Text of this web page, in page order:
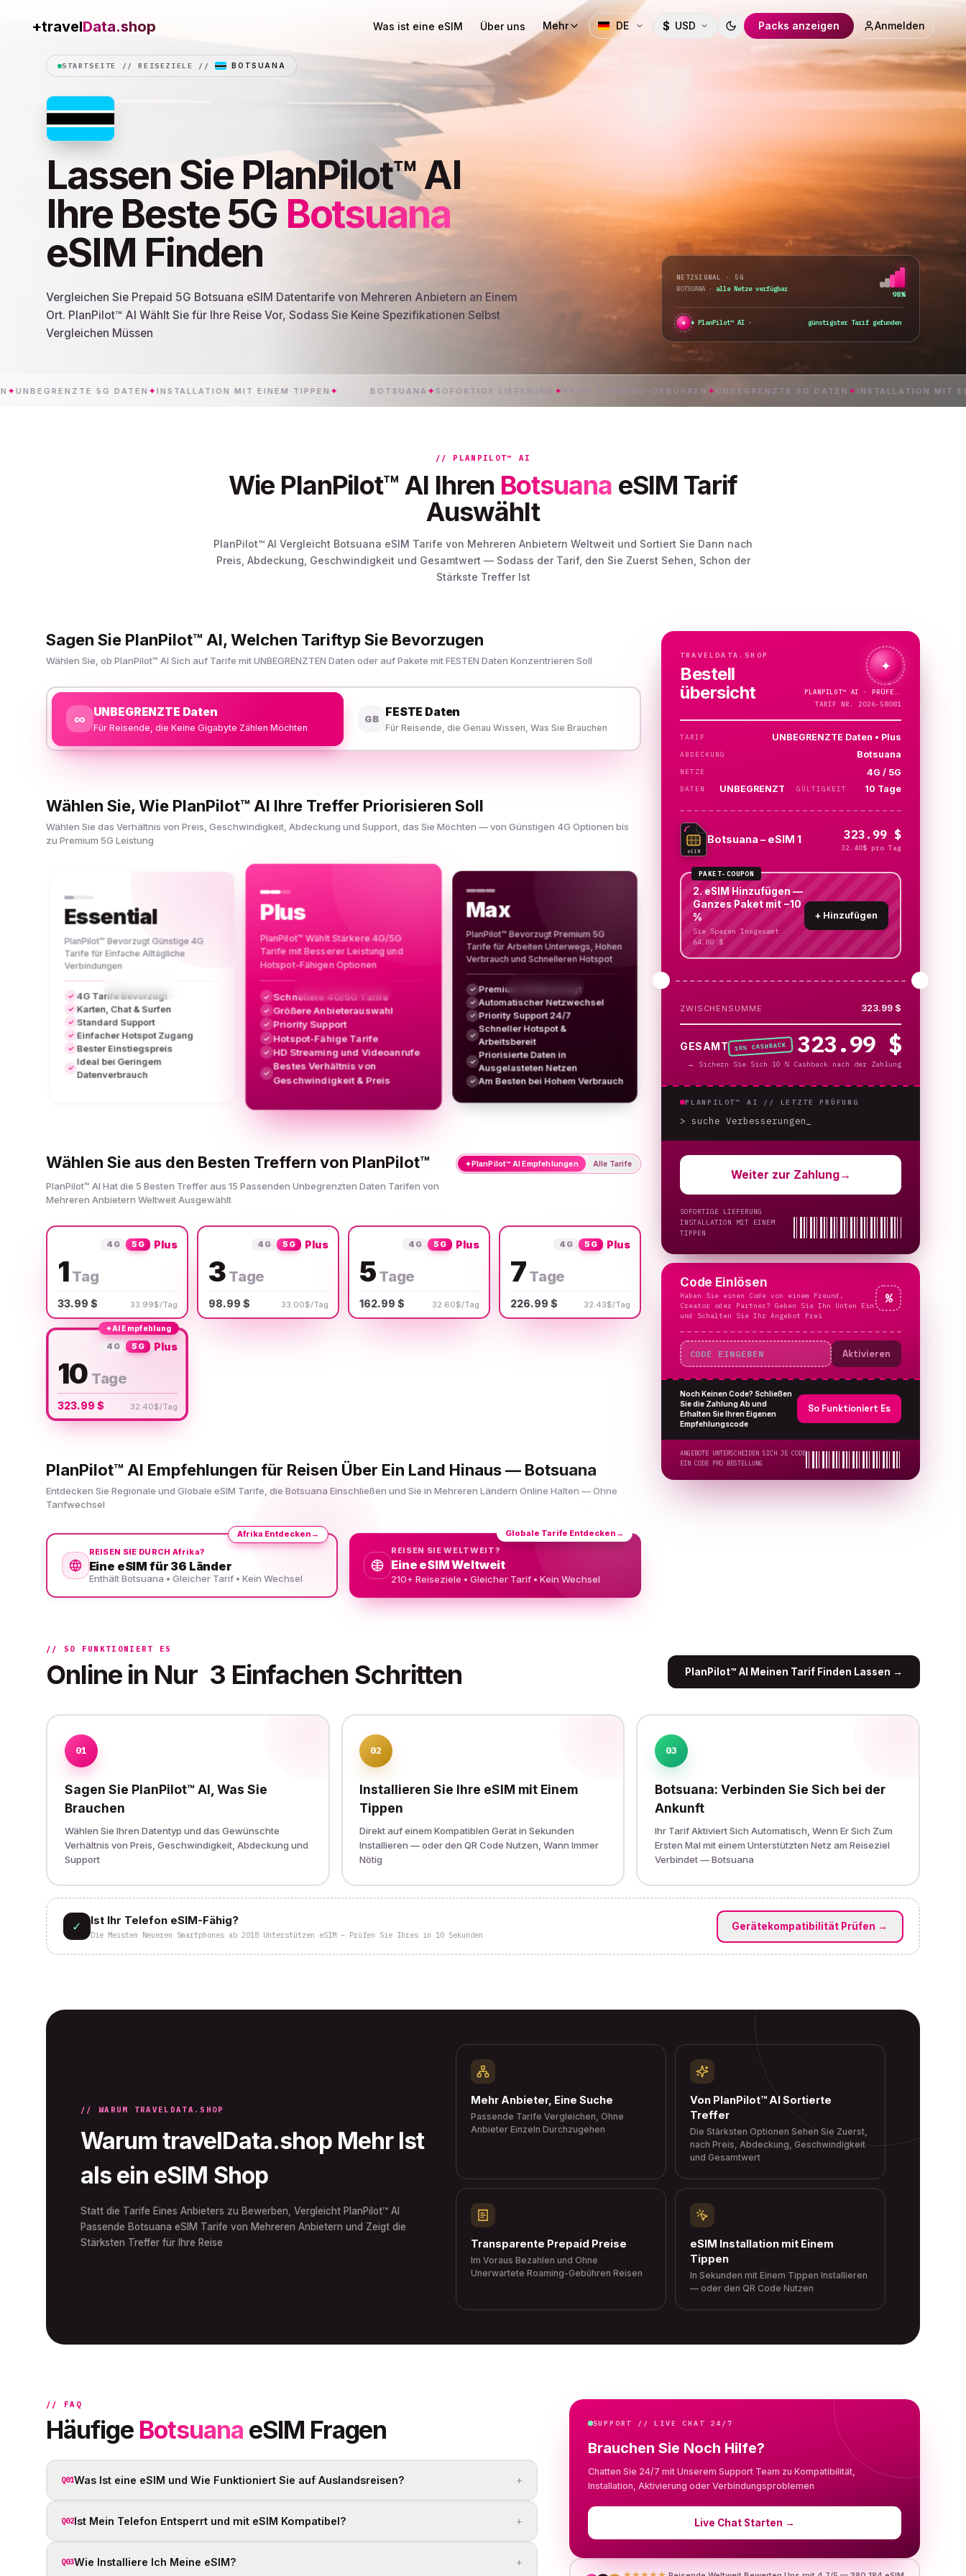
+travelConnection Was ist eine eSIM Über uns Mehr DE $ USD Toggle theme
Packs anzeigen Anmelden
STARTSEITE //REISEZIELE // BOTSUANA
Lassen Sie PlanPilot™ AI
Ihre Beste 5G Botsuana
eSIM Finden
Vergleichen Sie Prepaid 5G Botsuana eSIM Datentarife von Mehreren Anbietern an Einem
Ort. PlanPilot™ AI Wählt Sie für Ihre Reise Vor, Sodass Sie Keine Spezifikationen Selbst
Vergleichen Müssen
NETZSIGNAL · 5G
BOTSUANA · alle Netze verfügbar
98%
✦ PlanPilot™ AI · günstigster Tarif gefunden
5G DATEN✦ INSTALLATION MIT EINEM TIPPEN✦ BOTSUANA ✦ SOFORTIGE LIEFERUNG✦ KEINE ROAMING-GEBÜHREN✦ UNBEGRENZTE 5G DATEN✦ INSTALLATION MIT EINEM
// PLANPILOT™ AI
Wie PlanPilot™ AI Ihren Botsuana eSIM Tarif
Auswählt
PlanPilot™ AI Vergleicht Botsuana eSIM Tarife von Mehreren Anbietern Weltweit und Sortiert Sie Dann nach
Preis, Abdeckung, Geschwindigkeit und Gesamtwert — Sodass der Tarif, den Sie Zuerst Sehen, Schon der
Stärkste Treffer Ist
Sagen Sie PlanPilot™ AI, Welchen Tariftyp Sie Bevorzugen
Wählen Sie, ob PlanPilot™ AI Sich auf Tarife mit UNBEGRENZTEN Daten oder auf Pakete mit FESTEN Daten Konzentrieren Soll
∞ UNBEGRENZTE Daten
Für Reisende, die Keine Gigabyte Zählen Möchten
GB FESTE Daten
Für Reisende, die Genau Wissen, Was Sie Brauchen
Wählen Sie, Wie PlanPilot™ AI Ihre Treffer Priorisieren Soll
Wählen Sie das Verhältnis von Preis, Geschwindigkeit, Abdeckung und Support, das Sie Möchten — von Günstigen 4G Optionen bis
zu Premium 5G Leistung
Essential
PlanPilot™ Bevorzugt Günstige 4G
Tarife für Einfache Alltägliche
Verbindungen
✓ 4G Tarife Bevorzugt
✓ Karten, Chat & Surfen
✓ Standard Support
✓ Einfacher Hotspot Zugang
✓ Bester Einstiegspreis
✓
Ideal bei Geringem
Datenverbrauch
Plus
PlanPilot™ Wählt Stärkere 4G/5G
Tarife mit Besserer Leistung und
Hotspot-Fähigen Optionen
✓ Schnellere 4G/5G Tarife
✓ Größere Anbieterauswahl
✓ Priority Support
✓ Hotspot-Fähige Tarife
✓ HD Streaming und Videoanrufe
✓
Bestes Verhältnis von
Geschwindigkeit & Preis
Max
PlanPilot™ Bevorzugt Premium 5G
Tarife für Arbeiten Unterwegs, Hohen
Verbrauch und Schnelleren Hotspot
✓ Premium 5G Bevorzugt
✓ Automatischer Netzwechsel
✓ Priority Support 24/7
✓
Schneller Hotspot &
Arbeitsbereit
✓
Priorisierte Daten in
Ausgelasteten Netzen
✓ Am Besten bei Hohem Verbrauch
Wählen Sie aus den Besten Treffern von PlanPilot™
PlanPilot™ AI Hat die 5 Besten Treffer aus 15 Passenden Unbegrenzten Daten Tarifen von
Mehreren Anbietern Weltweit Ausgewählt
✦PlanPilot™ AI Empfehlungen Alle Tarife
4G 5G Plus
1 Tag
33.99 $ 33.99$/Tag
4G 5G Plus
3 Tage
98.99 $ 33.00$/Tag
4G 5G Plus
5 Tage
162.99 $ 32.60$/Tag
4G 5G Plus
7 Tage
226.99 $ 32.43$/Tag
✦AI Empfehlung
4G 5G Plus
10 Tage
323.99 $ 32.40$/Tag
PlanPilot™ AI Empfehlungen für Reisen Über Ein Land Hinaus — Botsuana
Entdecken Sie Regionale und Globale eSIM Tarife, die Botsuana Einschließen und Sie in Mehreren Ländern Online Halten — Ohne
Tarifwechsel
REISEN SIE DURCH Afrika?
Eine eSIM für 36 Länder
Enthält Botsuana • Gleicher Tarif • Kein Wechsel
Afrika Entdecken →
REISEN SIE WELTWEIT?
Eine eSIM Weltweit
210+ Reiseziele • Gleicher Tarif • Kein Wechsel
Globale Tarife Entdecken →
TRAVELDATA.SHOP
Bestell
übersicht
✦
PLANPILOT™ AI ·
TARIF NR. 2026-58081
TARIF UNBEGRENZTE Daten • Plus
ABDECKUNG Botsuana
NETZE 4G / 5G
DATEN UNBEGRENZT GÜLTIGKEIT 10 Tage
eSIM
Botsuana – eSIM 1 323.99 $
32.40$ pro Tag
PAKET-COUPON
2. eSIM Hinzufügen —
Ganzes Paket mit −10
%
Sie Sparen Insgesamt
64.80 $
+ Hinzufügen
ZWISCHENSUMME 323.99 $
GESAMT 10% CASHBACK 323.99 $
→ Sichern Sie Sich 10 % Cashback nach der Zahlung
PLANPILOT™ AI // LETZTE PRÜFUNG
> suche Verbesserungen
Weiter zur Zahlung→
SOFORTIGE LIEFERUNG
INSTALLATION MIT EINEM
TIPPEN
Code Einlösen
Haben Sie einen Code von einem Freund,
Creator oder Partner? Geben Sie Ihn Unten Ein
und Schalten Sie Ihr Angebot Frei
%
Aktivieren
Noch Keinen Code? Schließen
Sie die Zahlung Ab und
Erhalten Sie Ihren Eigenen
Empfehlungscode
So Funktioniert Es
ANGEBOTE UNTERSCHEIDEN SICH JE CODE
EIN CODE PRO BESTELLUNG
// SO FUNKTIONIERT ES
Online in Nur 3 Einfachen Schritten PlanPilot™ AI Meinen Tarif Finden Lassen →
01
Sagen Sie PlanPilot™ AI, Was Sie
Brauchen
Wählen Sie Ihren Datentyp und das Gewünschte
Verhältnis von Preis, Geschwindigkeit, Abdeckung und
Support
02
Installieren Sie Ihre eSIM mit Einem
Tippen
Direkt auf einem Kompatiblen Gerät in Sekunden
Installieren — oder den QR Code Nutzen, Wann Immer
Nötig
03
Botsuana: Verbinden Sie Sich bei der
Ankunft
Ihr Tarif Aktiviert Sich Automatisch, Wenn Er Sich Zum
Ersten Mal mit einem Unterstützten Netz am Reiseziel
Verbindet — Botsuana
✓ Ist Ihr Telefon eSIM-Fähig?
Die Meisten Neueren Smartphones ab 2018 Unterstützen eSIM – Prüfen Sie Ihres in 10 Sekunden
Gerätekompatibilität Prüfen →
// WARUM TRAVELDATA.SHOP
Warum travelData.shop Mehr Ist
als ein eSIM Shop
Statt die Tarife Eines Anbieters zu Bewerben, Vergleicht PlanPilot™ AI
Passende Botsuana eSIM Tarife von Mehreren Anbietern und Zeigt die
Stärksten Treffer für Ihre Reise
Mehr Anbieter, Eine Suche
Passende Tarife Vergleichen, Ohne
Anbieter Einzeln Durchzugehen
Von PlanPilot™ AI Sortierte
Treffer
Die Stärksten Optionen Sehen Sie Zuerst,
nach Preis, Abdeckung, Geschwindigkeit
und Gesamtwert
Transparente Prepaid Preise
Im Voraus Bezahlen und Ohne
Unerwartete Roaming-Gebühren Reisen
eSIM Installation mit Einem
Tippen
In Sekunden mit Einem Tippen Installieren
— oder den QR Code Nutzen
// FAQ
Häufige Botsuana eSIM Fragen
Q01Was Ist eine eSIM und Wie Funktioniert Sie auf Auslandsreisen? +
Q02Ist Mein Telefon Entsperrt und mit eSIM Kompatibel? +
Q03Wie Installiere Ich Meine eSIM? +
SUPPORT // LIVE CHAT 24/7
Brauchen Sie Noch Hilfe?
Chatten Sie 24/7 mit Unserem Support Team zu Kompatibilität,
Installation, Aktivierung oder Verbindungsproblemen
Live Chat Starten →